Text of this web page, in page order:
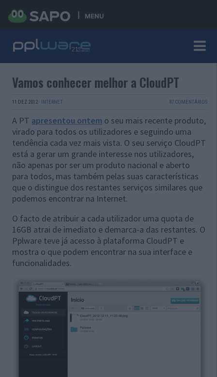
MENU
Vamos conhecer melhor a CloudPT
11 DEZ 2012 · INTERNET 87 COMENTÁRIOS
A PT apresentou ontem o seu mais recente produto,
virado para todos os utilizadores e seguindo uma
tendência cada vez mais vista. O seu serviço CloudPT
está a gerar um grande interesse nos utilizadores,
não apenas por ser um produto nacional e aberto
para todos, mas também pelas suas características
que o distingue dos restantes serviços similares que
podemos encontrar na Internet.
O facto de atribuir a cada utilizador uma quota de
16GB atrai de imediato e demarca-a das restantes. O
Pplware teve já acesso à plataforma CloudPT e
mostra o que podem encontrar na sua interface e
funcionalidades.